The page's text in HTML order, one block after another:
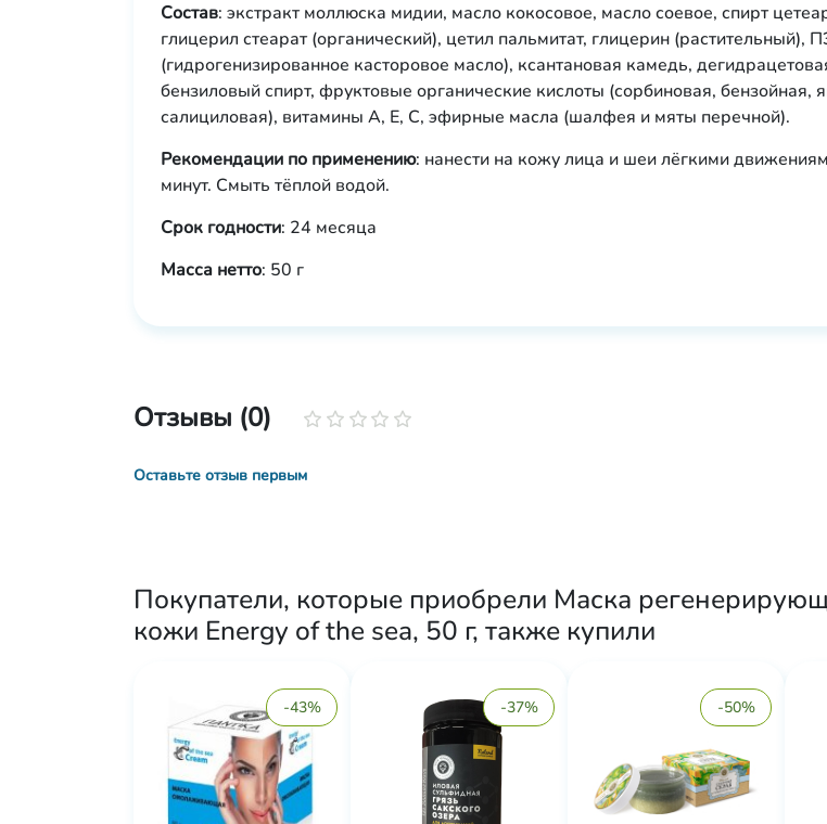
Состав: экстракт моллюска мидии, масло кокосовое, масло соевое, спирт
глицерил стеарат (органический), цетил пальмитат, глицерин (растительный),
(гидрогенизированное касторовое масло), ксантановая камедь,
бензиловый спирт, фруктовые органические кислоты (сорбиновая, бензойная,
салициловая), витамины А, Е, С, эфирные масла (шалфея и мяты перечной).
Рекомендации по применению: нанести на кожу лица и шеи лёгкими
минут. Смыть тёплой водой.
Срок годности: 24 месяца
Масса нетто: 50 г
Отзывы (0)
Оставьте отзыв первым
Покупатели, которые приобрели Маска
кожи Energy of the sea, 50 г, также купили
-43% -37% -50%